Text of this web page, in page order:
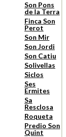
Son Pons
de la Terra
Finca Son
Perot
Son Mir
Son Jordi
Son Catiu
Solivellas
Siclos
Ses
Ermites
Sa
Resclosa
Roqueta
Predio Son
Quint